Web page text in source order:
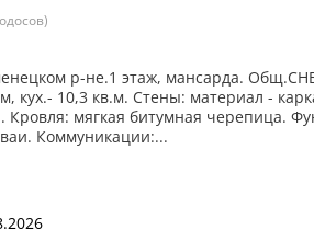
р-не.1 этаж, мансарда.
кух.- 10,3 кв.м. Стены: материал -
Кровля: мягкая битумная черепица.
Коммуникации:...